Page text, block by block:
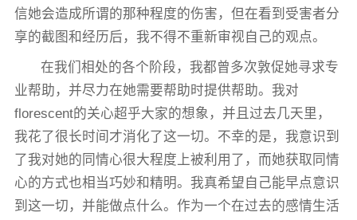
信她会造成所谓的那种程度的伤害，但在看到受害者分
享的截图和经历后，我不得不重新审视自己的观点。
在我们相处的各个阶段，我都曾多次敦促她寻求专
业帮助，并尽力在她需要帮助时提供帮助。我对
florescent的关心超乎大家的想象，并且过去几天里，
我花了很长时间才消化了这一切。不幸的是，我意识到
了我对她的同情心很大程度上被利用了，而她获取同情
心的方式也相当巧妙和精明。我真希望自己能早点意识
到这一切，并能做点什么。作为一个在过去的感情生活